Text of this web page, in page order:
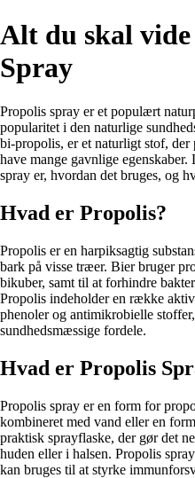
Alt du skal
Spray
Propolis spray er et populært
popularitet i den naturlige
bi-propolis, er et naturligt stof, der
have mange gavnlige
spray er, hvordan det bruges, og
Hvad er Propolis?
Propolis er en harpiksagtig
bark på visse træer. Bier bruger
bikuber, samt til at forhindre
Propolis indeholder en række
phenoler og antimikrobielle
sundhedsmæssige fordele.
Hvad er Propolis
Propolis spray er en form for
kombineret med vand eller en
praktisk sprayflaske, der gør det
huden eller i halsen. Propolis
kan bruges til at styrke